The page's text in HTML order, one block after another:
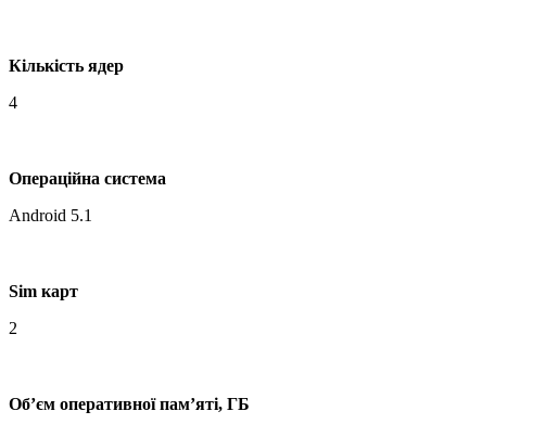
Кількість ядер
4
Операційна система
Android 5.1
Sim карт
2
Об’єм оперативної пам’яті, ГБ